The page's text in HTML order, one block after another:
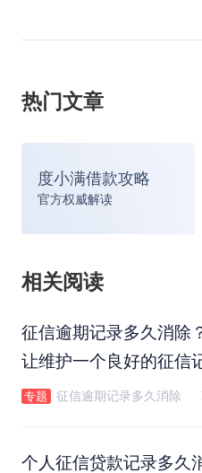
录也不再滚动，而是长
信用卡，而应该坚持再
如何查询 个人征信
热门文章
度小满借款攻略
官方权威解读
相关阅读
征信逾期记录多久消除
让维护一个良好的征信
专题 征信逾期记录多久消除
个人征信贷款记录多久